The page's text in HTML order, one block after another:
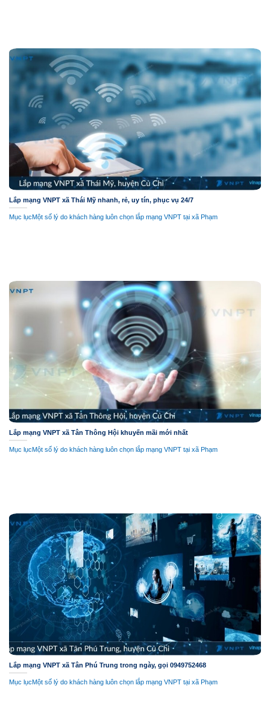
Lắp mạng VNPT xã Thái Mỹ nhanh, rẻ, uy tín, phục vụ 24/7
Mục lụcMột số lý do khách hàng luôn chọn lắp mạng VNPT tại xã Phạm
Lắp mạng VNPT xã Tân Thông Hội khuyến mãi mới nhất
Mục lụcMột số lý do khách hàng luôn chọn lắp mạng VNPT tại xã Phạm
Lắp mạng VNPT xã Tân Phú Trung trong ngày, gọi 0949752468
Mục lụcMột số lý do khách hàng luôn chọn lắp mạng VNPT tại xã Phạm